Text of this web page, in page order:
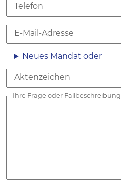
Telefon
E-Mail-Adresse
Neues Mandat oder
Aktenzeichen
Ihre Frage oder Fallbeschreibung